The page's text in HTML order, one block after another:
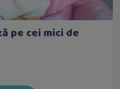
pe cei mici de